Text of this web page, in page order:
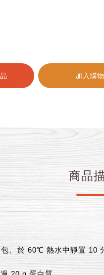
加入購
商品
包、於 60℃ 熱水中靜置 10